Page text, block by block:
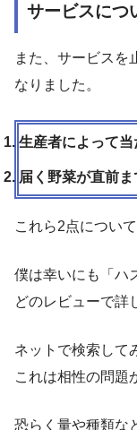
サービスにつ
また、サービスを
なりました。
生産者によって
届く野菜が直前
これら2点につい
僕は幸いにも「ハ
どのレビューで詳
ネットで検索して
これは相性の問題
恐らく量や種類な